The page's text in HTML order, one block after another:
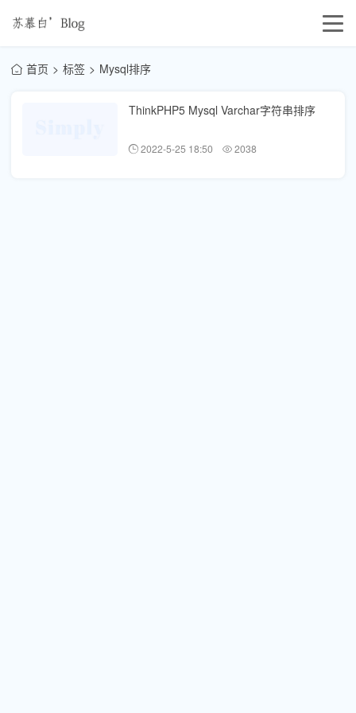
首页 标签 Mysql排序
ThinkPHP5 Mysql Varchar字符串排序
2022-5-25 18:50 2038